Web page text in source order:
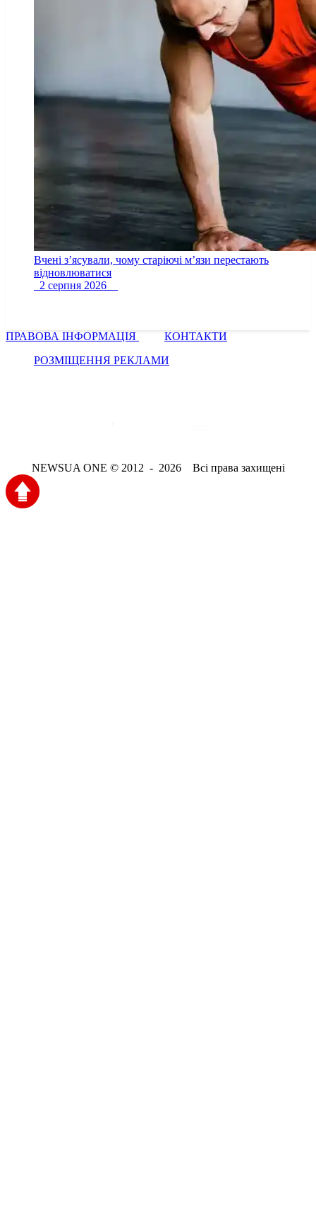
Вчені з’ясували, чому старіючі м’язи перестають
відновлюватися
2 серпня 2026
ПРАВОВА ІНФОРМАЦІЯ
КОНТАКТИ
РОЗМІЩЕННЯ РЕКЛАМИ
NEWSUA ONE © 2012 - 2026 Всі права захищені